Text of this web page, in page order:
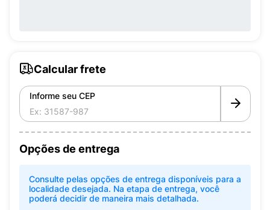
Calcular frete
Informe seu CEP
Opções de entrega
Consulte pelas opções de entrega disponíveis para a
localidade desejada. Na etapa de entrega, você
poderá decidir de maneira mais detalhada.